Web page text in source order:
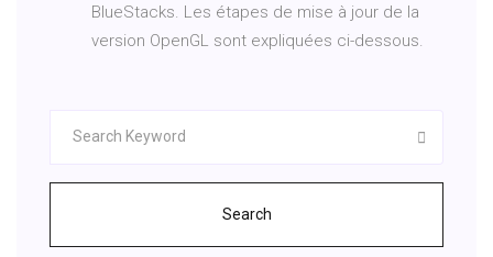
BlueStacks. Les étapes de mise à jour de la
version OpenGL sont expliquées ci-dessous.
Search